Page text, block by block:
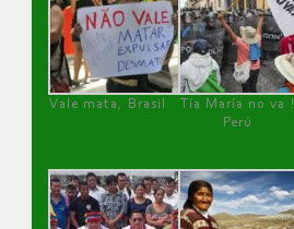
Vale mata, Brasil
Tía María no va !
Perú